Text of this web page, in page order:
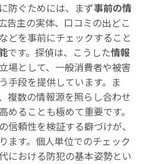
防ぐためには、まず事前の情
告主の実体、口コミの出どこ
どを事前にチェックすること
です。探偵は、こうした情報
場として、一般消費者や被害
手段を提供しています。ま
複数の情報源を照らし合わせ
めることも極めて重要です。
信頼性を検証する癖づけが、
ます。個人単位でのチェック
における防犯の基本姿勢とい